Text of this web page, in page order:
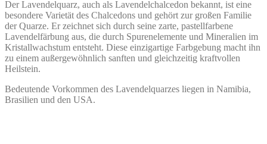
Der Lavendelquarz, auch als Lavendelchalcedon bekannt, ist eine
besondere Varietät des Chalcedons und gehört zur großen Familie
der Quarze. Er zeichnet sich durch seine zarte, pastellfarbene
Lavendelfärbung aus, die durch Spurenelemente und Mineralien im
Kristallwachstum entsteht. Diese einzigartige Farbgebung macht ihn
zu einem außergewöhnlich sanften und gleichzeitig kraftvollen
Heilstein.
Bedeutende Vorkommen des Lavendelquarzes liegen in Namibia,
Brasilien und den USA.